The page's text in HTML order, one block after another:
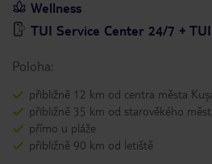
Wellness
TUI Service Center 24/7 +
Poloha:
přibližně 12 km od centra města
přibližně 35 km od starověkého
přímo u pláže
přibližně 90 km od letiště